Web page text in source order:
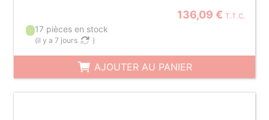
136,09 € T.T.C.
17 pièces en stock
(il y a 7 jours )
AJOUTER AU PANIER